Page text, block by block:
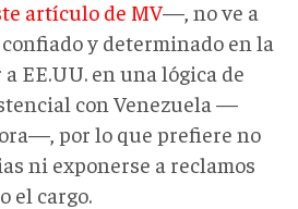
artículo de MV—, no ve a
y determinado en la
EE.UU. en una lógica de
con Venezuela —
por lo que prefiere no
ni exponerse a reclamos
el cargo.